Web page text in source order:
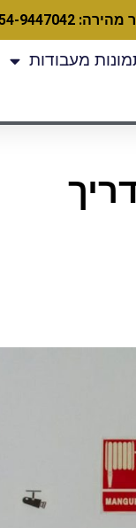
054-9447042
מעבודות